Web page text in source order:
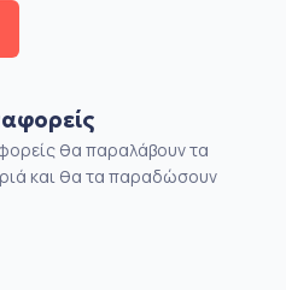
θα παραλάβουν τα
και θα τα παραδώσουν